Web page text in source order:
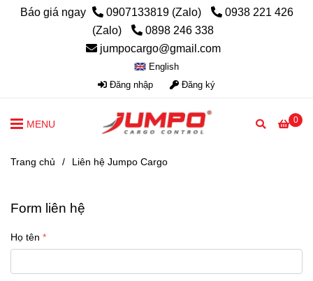
Báo giá ngay 0907133819 (Zalo)
0938 221 426
(Zalo)
0898 246 338
jumpocargo@gmail.com
English
Đăng nhập
Đăng ký
0
MENU
Trang chủ / Liên hệ Jumpo Cargo
Form liên hệ
Họ tên